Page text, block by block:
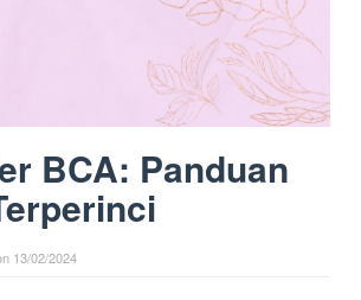
BCA: Panduan
13/02/2024